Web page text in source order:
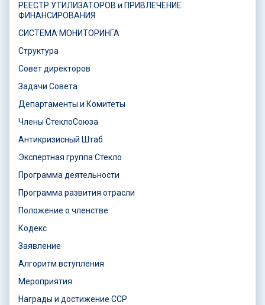
РЕЕСТР УТИЛИЗАТОРОВ и ПРИВЛЕЧЕНИЕ
ФИНАНСИРОВАНИЯ
СИСТЕМА МОНИТОРИНГА
Структура
Совет директоров
Задачи Совета
Департаменты и Комитеты
Члены СтеклоСоюза
Антикризисный Штаб
Экспертная группа Стекло
Программа деятельности
Программа развития отрасли
Положение о членстве
Кодекс
Заявление
Алгоритм вступления
Мероприятия
Награды и достижение ССР